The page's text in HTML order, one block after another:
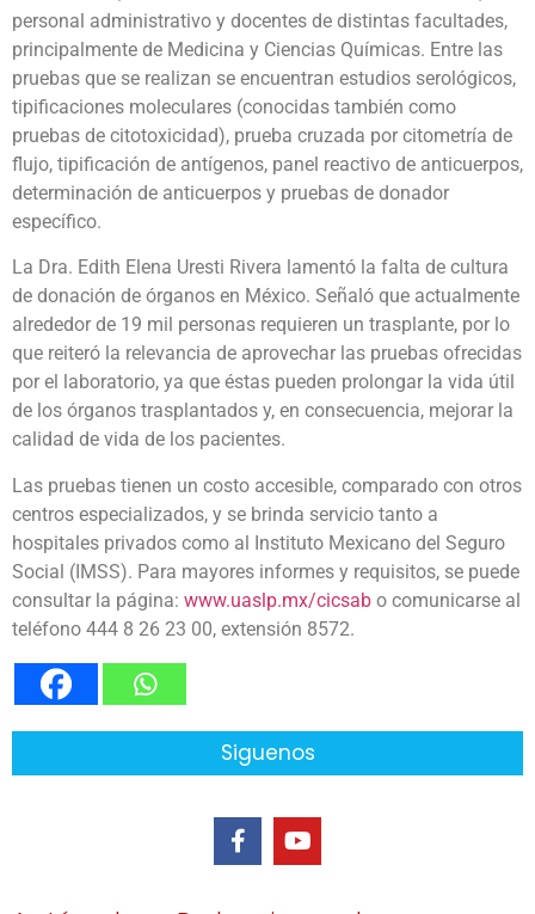
personal administrativo y docentes de distintas facultades,
principalmente de Medicina y Ciencias Químicas. Entre las
pruebas que se realizan se encuentran estudios serológicos,
tipificaciones moleculares (conocidas también como
pruebas de citotoxicidad), prueba cruzada por citometría de
flujo, tipificación de antígenos, panel reactivo de anticuerpos,
determinación de anticuerpos y pruebas de donador
específico.
La Dra. Edith Elena Uresti Rivera lamentó la falta de cultura
de donación de órganos en México. Señaló que actualmente
alrededor de 19 mil personas requieren un trasplante, por lo
que reiteró la relevancia de aprovechar las pruebas ofrecidas
por el laboratorio, ya que éstas pueden prolongar la vida útil
de los órganos trasplantados y, en consecuencia, mejorar la
calidad de vida de los pacientes.
Las pruebas tienen un costo accesible, comparado con otros
centros especializados, y se brinda servicio tanto a
hospitales privados como al Instituto Mexicano del Seguro
Social (IMSS). Para mayores informes y requisitos, se puede
consultar la página: www.uaslp.mx/cicsab o comunicarse al
teléfono 444 8 26 23 00, extensión 8572.
Siguenos